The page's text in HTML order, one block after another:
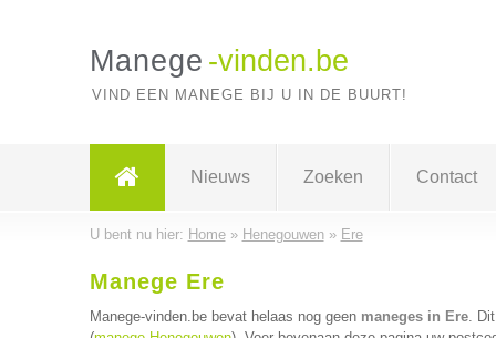
Manege -vinden.be
VIND EEN MANEGE BIJ U IN DE BUURT!
Nieuws Zoeken Contact
U bent nu hier: Home» Henegouwen» Ere
Manege Ere
Manege-vinden.be bevat helaas nog geen maneges in Ere.